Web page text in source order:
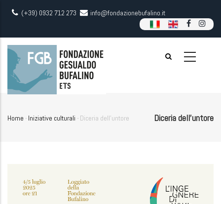
content
(+39) 0932 712 273 info@fondazionebufalino.it
Diceria dell'untore
Home - Iniziative culturali - Diceria dell'untore